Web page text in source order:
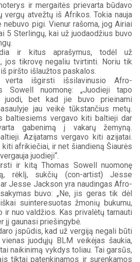
ir mergaitės prievarta būdavo
vergų atvežtų iš Afrikos. Tokia nauja
pigi. Vienur rašoma, jog Airiai
5 Sterlingų, kai už juodaodžius buvo
ir kitus aprašymus, todėl už
jos tikrovę negaliu tvirtinti. Noriu tik
piršto išlaužtos paskalos.
išgirsti išsilavinusio Afro-
Sowell nuomonę: „Juodieji tapo
bet kad jie buvo prieinami
jau veikė tūkstančius metų.
baltiesiems vergavo kiti baltieji dar
gabenimą į vakarų žemyną.
Azijatams vergavo kiti azijatai.
afrikiečiai, ir net šiandieną Šiaurės
juodieji“.
ir kitą Thomas Sowell nuomonę
rėklį, sukčių (con-artist) Jesse
Jesse Jackson yra naudingas Afro-
buvo: „Ne, jis geras tik dėl
suinteresuotas žmonių bukumu,
ir nuo valdžios. Kas privalėtų tarnauti
jį gaunasi priešingybė.
įspūdis, kad už vergiją negali būti
juodųjų BLM veikėjas šaukia,
naikinimą vykdys toliau. Tai garsūs,
tiktai patenkinamos ir surenkamos